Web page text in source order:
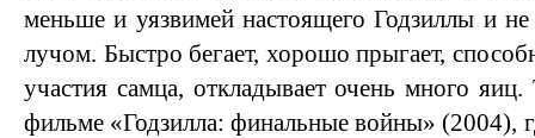
меньше и уязвимей настоящего Годзиллы и
лучом. Быстро бегает, хорошо прыгает,
участия самца, откладывает очень много
фильме «Годзилла: финальные войны» (2004),